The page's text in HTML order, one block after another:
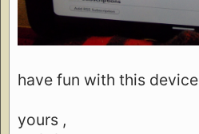
have fun with this device
yours ,